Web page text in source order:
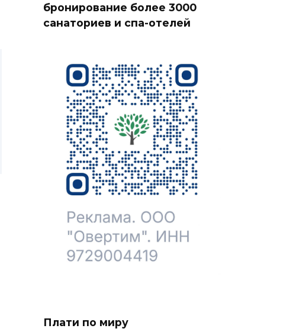
бронирование более 3000
санаториев и спа-отелей
Плати по миру